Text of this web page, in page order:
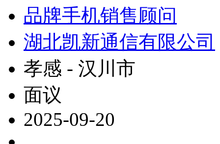
品牌手机销售顾问
湖北凯新通信有限公司
孝感 - 汉川市
面议
2025-09-20